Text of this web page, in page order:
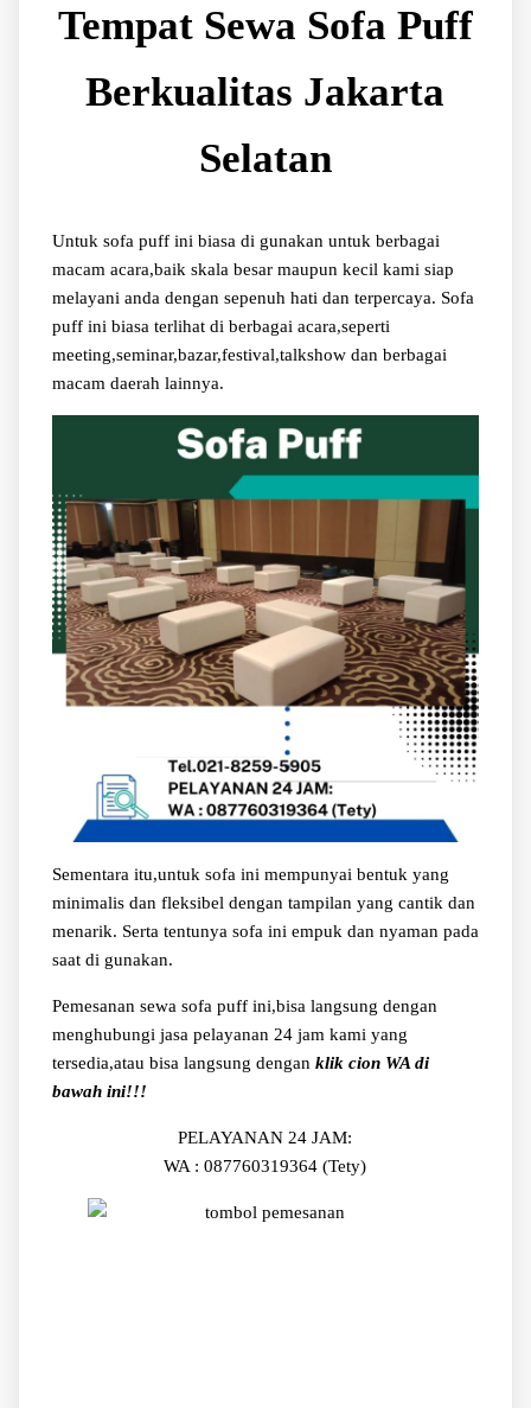
Tempat Sewa Sofa Puff
Berkualitas Jakarta
Selatan
Untuk sofa puff ini biasa di gunakan untuk berbagai
macam acara,baik skala besar maupun kecil kami siap
melayani anda dengan sepenuh hati dan terpercaya. Sofa
puff ini biasa terlihat di berbagai acara,seperti
meeting,seminar,bazar,festival,talkshow dan berbagai
macam daerah lainnya.
Sementara itu,untuk sofa ini mempunyai bentuk yang
minimalis dan fleksibel dengan tampilan yang cantik dan
menarik. Serta tentunya sofa ini empuk dan nyaman pada
saat di gunakan.
Pemesanan sewa sofa puff ini,bisa langsung dengan
menghubungi jasa pelayanan 24 jam kami yang
tersedia,atau bisa langsung dengan klik cion WA di
bawah ini!!!
PELAYANAN 24 JAM:
WA : 087760319364 (Tety)